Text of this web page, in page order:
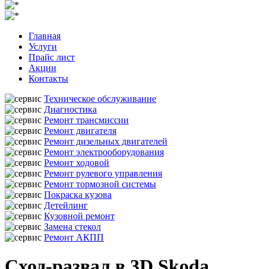
Главная
Услуги
Прайс лист
Акции
Контакты
Техническое обслуживание
Диагностика
Ремонт трансмиссии
Ремонт двигателя
Ремонт дизельных двигателей
Ремонт электрооборудования
Ремонт ходовой
Ремонт рулевого управления
Ремонт тормозной системы
Покраска кузова
Детейлинг
Кузовной ремонт
Замена стекол
Ремонт АКПП